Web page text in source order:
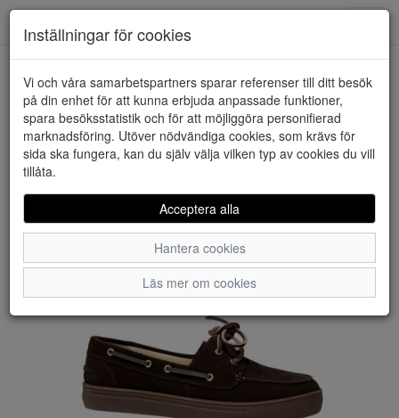
HEM DASIA
Inställningar för cookies
Vi och våra samarbetspartners sparar referenser till ditt besök
på din enhet för att kunna erbjuda anpassade funktioner,
spara besöksstatistik och för att möjliggöra personifierad
marknadsföring. Utöver nödvändiga cookies, som krävs för
sida ska fungera, kan du själv välja vilken typ av cookies du vill
tillåta.
Acceptera alla
Hantera cookies
Läs mer om cookies